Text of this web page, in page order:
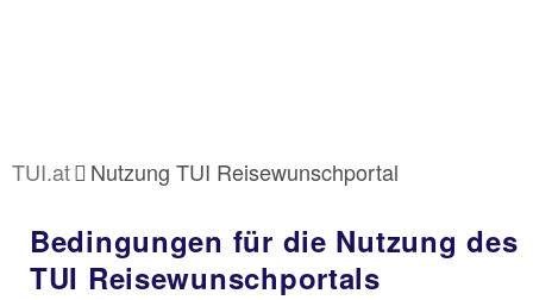
TUI.at Nutzung TUI Reisewunschportal
Bedingungen für die Nutzung des
TUI Reisewunschportals